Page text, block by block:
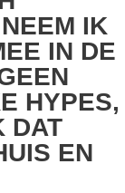
IK
IN DE
HYPES,
DAT
EN